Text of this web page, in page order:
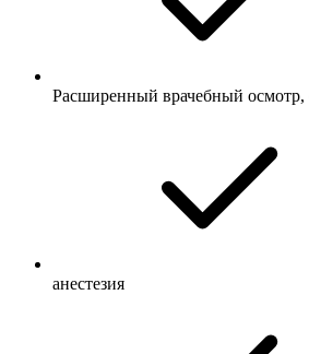
Расширенный врачебный
анестезия